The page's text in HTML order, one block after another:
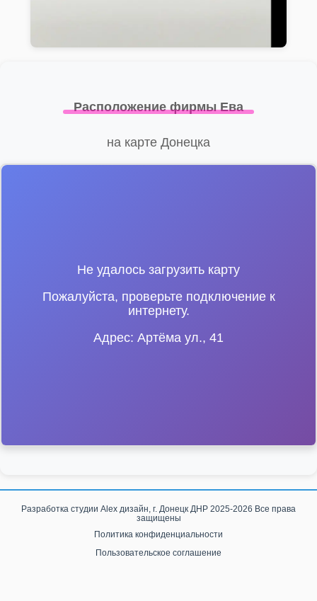
Расположение фирмы Ева
на карте Донецка
Не удалось загрузить карту
Пожалуйста, проверьте подключение к
интернету.
Адрес: Артёма ул., 41
Разработка студии Alex дизайн, г. Донецк ДНР 2025-2026 Все права
защищены
Политика конфиденциальности
Пользовательское соглашение